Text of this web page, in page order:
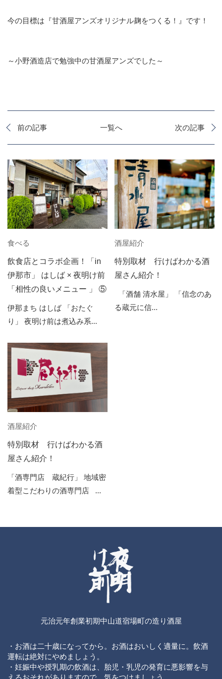
今の目標は『甘酒屋アンズオリジナル麹をつくる！』です！
～小野酒造店で勉強中の甘酒屋アンズでした～
前の記事 一覧へ 次の記事
食べる
飲食店とコラボ企画！「in
伊那市」 はしば × 夜明け前
「相性の良いメニュー 」 ⑤
伊那まち はしば 「おたぐ
り」 夜明け前は煮込み系...
酒屋紹介
特別取材 行けばわかる酒
屋さん紹介！
「酒舗 清水屋」 「信念のあ
る蔵元に信...
酒屋紹介
特別取材 行けばわかる酒
屋さん紹介！
「酒専門店 蔵紀行」 地域密
着型こだわりの酒専門店 ...
元治元年創業初期中山道宿場町の造り酒屋
・お酒は二十歳になってから。お酒はおいしく適量に。飲酒
運転は絶対にやめましょう。
・妊娠中や授乳期の飲酒は、胎児・乳児の発育に悪影響を与